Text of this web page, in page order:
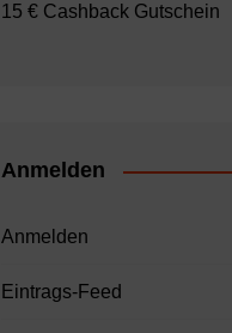
15 € Cashback Gutschein
Anmelden
Anmelden
Eintrags-Feed